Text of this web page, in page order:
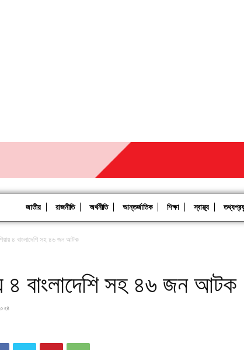
জাতীয় রাজনীতি অর্থনীতি আন্তর্জাতিক শিক্ষা স্বাস্থ্য
৪ বাংলাদেশি সহ ৪৬ জন আটক
৪ বাংলাদেশি সহ ৪৬ জন আটক